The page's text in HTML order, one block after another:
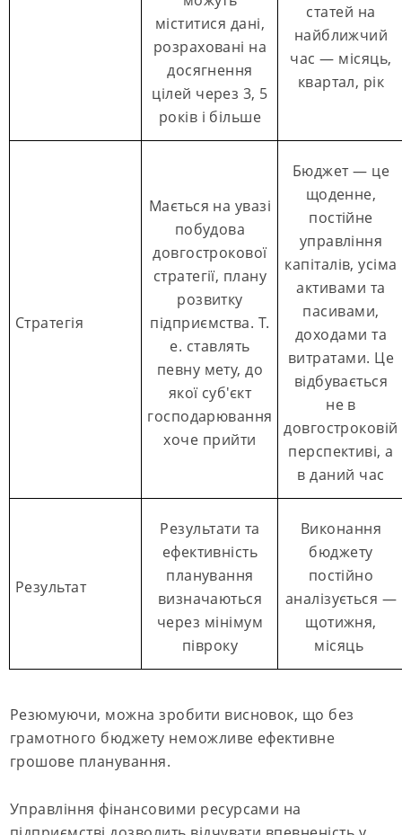
міститися дані,
розраховані на
досягнення
цілей через 3, 5
років і більше
статей на
найближчий
час — місяць,
квартал, рік
Стратегія
Мається на увазі
побудова
довгострокової
стратегії, плану
розвитку
підприємства. Т.
е. ставлять
певну мету, до
якої суб'єкт
господарювання
хоче прийти
Бюджет — це
щоденне,
постійне
управління
капіталів, усіма
активами та
пасивами,
доходами та
витратами. Це
відбувається
не в
довгостроковій
перспективі, а
в даний час
Результат
Результати та
ефективність
планування
визначаються
через мінімум
півроку
Виконання
бюджету
постійно
аналізується —
щотижня,
місяць
Резюмуючи, можна зробити висновок, що без
грамотного бюджету неможливе ефективне
грошове планування.
Управління фінансовими ресурсами на